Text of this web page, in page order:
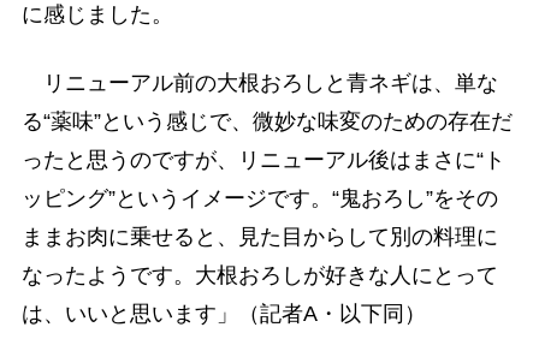
に感じました。
リニューアル前の大根おろしと青ネギは、単な
る“薬味”という感じで、微妙な味変のための存在だ
ったと思うのですが、リニューアル後はまさに“ト
ッピング”というイメージです。“鬼おろし”をその
ままお肉に乗せると、見た目からして別の料理に
なったようです。大根おろしが好きな人にとって
は、いいと思います」（記者A・以下同）